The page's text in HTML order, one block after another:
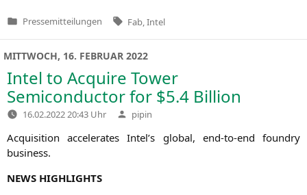
Veröffentlicht
Pressemitteilungen Tags:
Fab Intel
MITTWOCH, 16. FEBRUAR 2022
Intel to Acquire Tower
Semiconductor for $5.4 Billion
16.02.2022 20:43 Uhr Verfasst
von
pipin
Acqui­si­ti­on acce­le­ra­tes Intel’s glo­bal, end-to-end foundry
business.
NEWS HIGHLIGHTS